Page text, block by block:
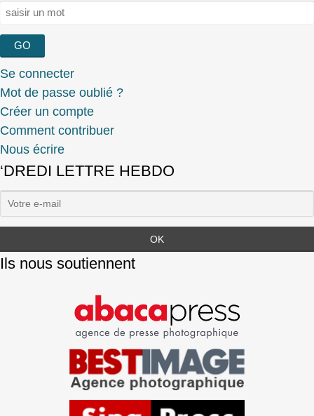
Rechercher :
Se connecter
Mot de passe oublié ?
Créer un compte
Comment contribuer
Nous écrire
‘DREDI LETTRE HEBDO
Ils nous soutiennent